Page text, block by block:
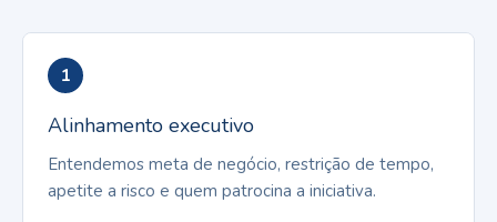
1
Alinhamento executivo
Entendemos meta de negócio, restrição de tempo,
apetite a risco e quem patrocina a iniciativa.